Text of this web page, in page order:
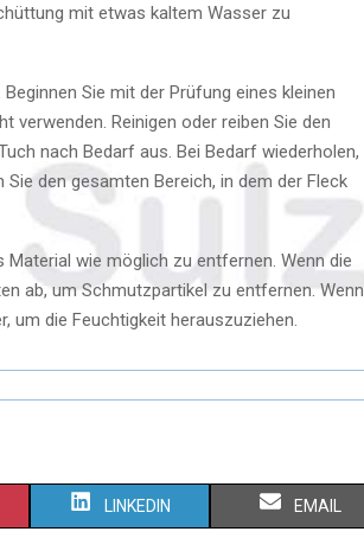
mit etwas kaltem Wasser zu
Sie mit der Prüfung eines kleinen
verwenden. Reinigen oder reiben Sie den
nach Bedarf aus. Bei Bedarf wiederholen,
den gesamten Bereich, in dem der Fleck
wie möglich zu entfernen. Wenn die
ab, um Schmutzpartikel zu entfernen. Wenn
um die Feuchtigkeit herauszuziehen.
LINKEDIN EMAIL